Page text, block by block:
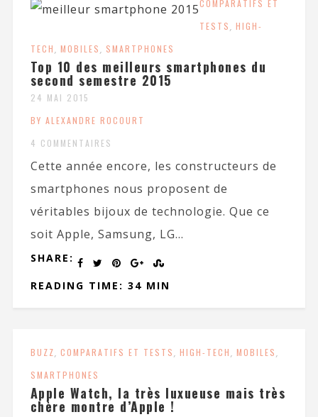
COMPARATIFS ET
TESTS, HIGH-
TECH, MOBILES, SMARTPHONES
Top 10 des meilleurs smartphones du
second semestre 2015
24 MAI 2015
BY ALEXANDRE ROCOURT
4 COMMENTAIRES
Cette année encore, les constructeurs de
smartphones nous proposent de
véritables bijoux de technologie. Que ce
soit Apple, Samsung, LG...
SHARE:
READING TIME: 34 MIN
BUZZ, COMPARATIFS ET TESTS, HIGH-TECH, MOBILES,
SMARTPHONES
Apple Watch, la très luxueuse mais très
chère montre d’Apple !